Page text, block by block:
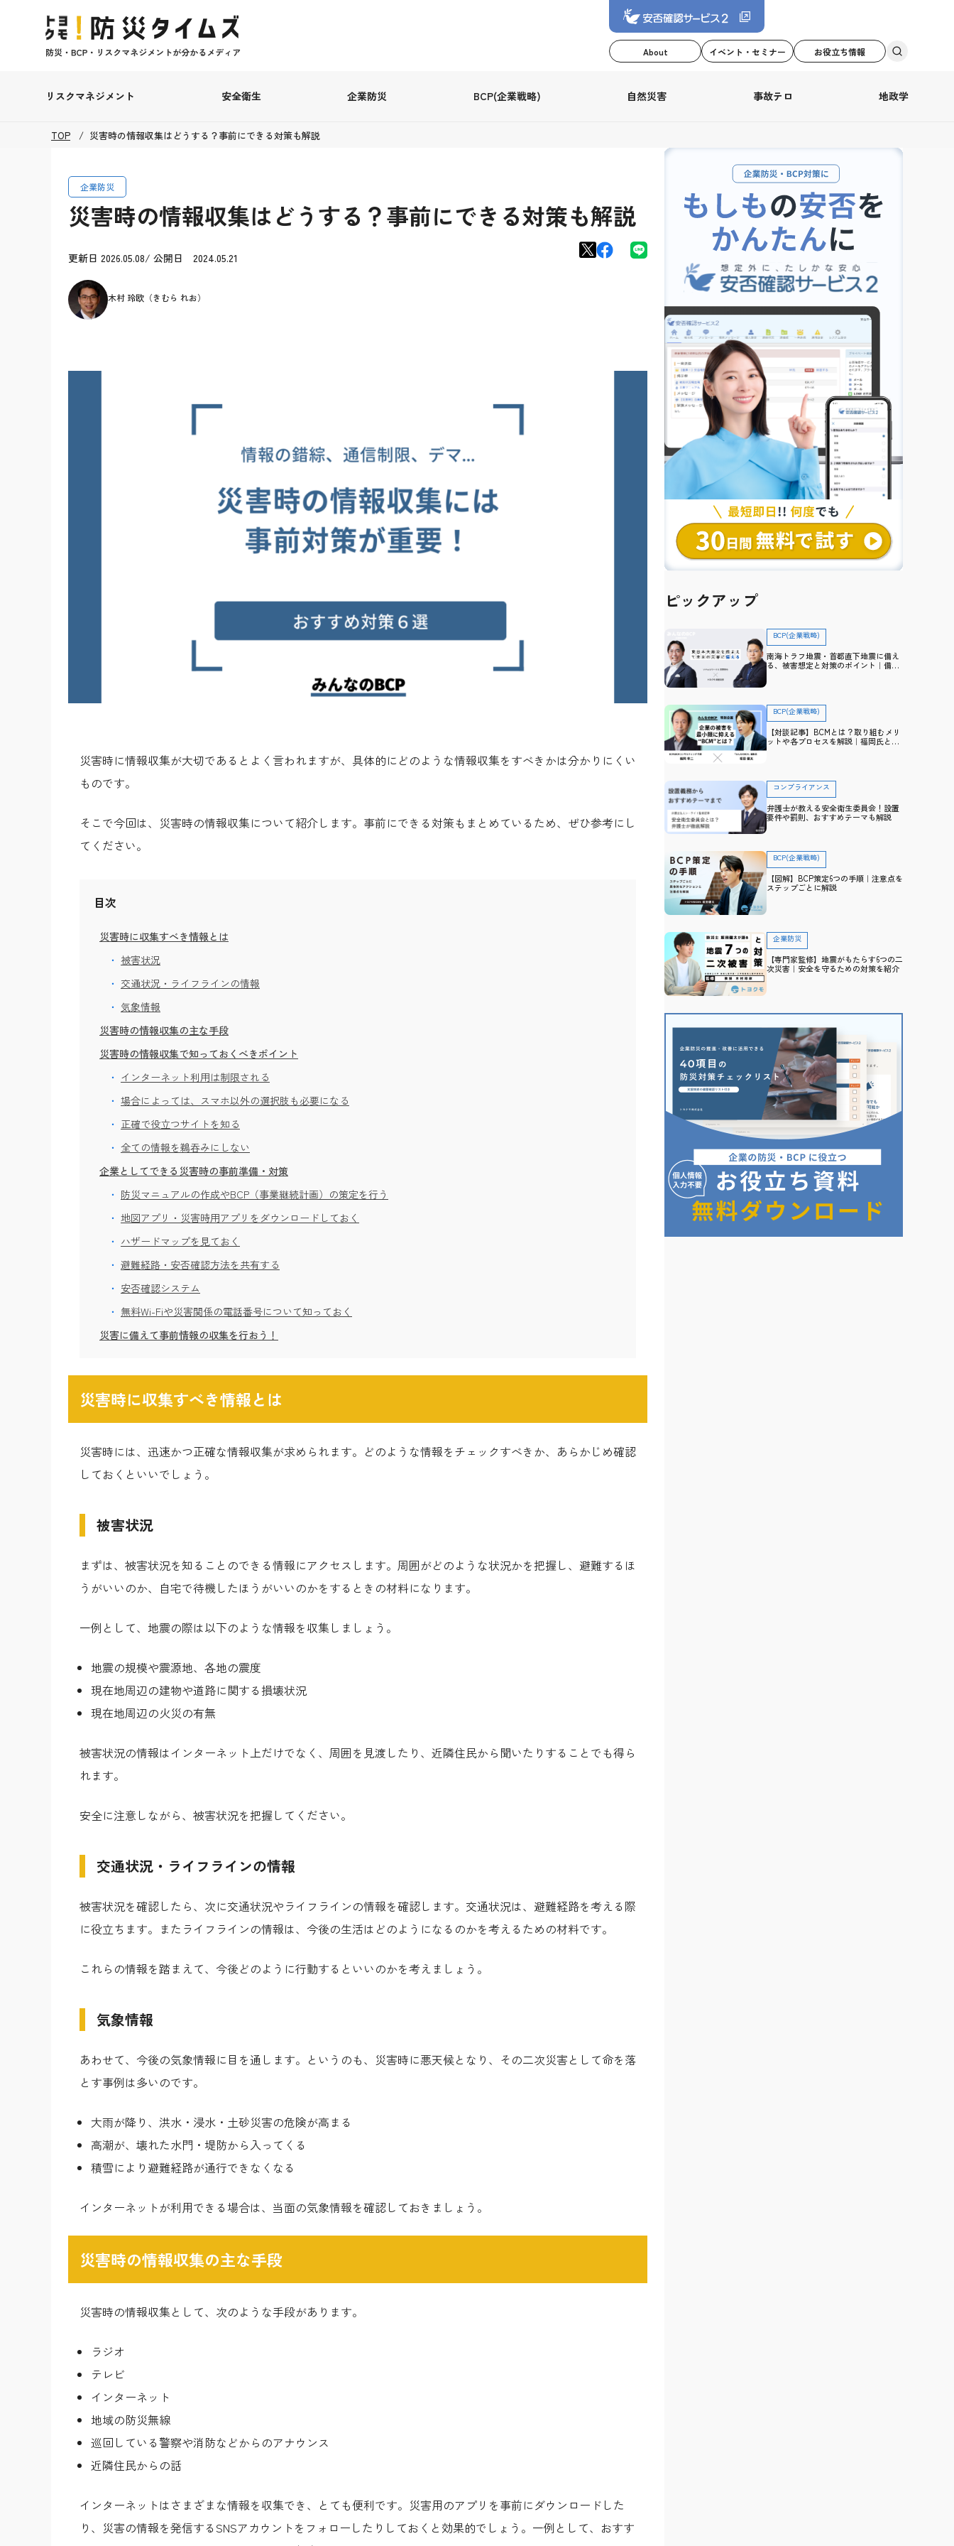
About イベント・セミナー お役立ち情報
リスクマネジメント 安全衛生 企業防災 BCP(企業戦略) 自然災害 事故テロ 地政学
TOP 災害時の情報収集はどうする？事前にできる対策も解説
企業防災
災害時の情報収集はどうする？事前にできる対策も解説
更新日 2026.05.08/ 公開日 2024.05.21
木村 玲欧（きむら れお）
災害時に情報収集が大切であるとよく言われますが、具体的にどのような情報収集をすべきかは分かりにくい
ものです。
そこで今回は、災害時の情報収集について紹介します。事前にできる対策もまとめているため、ぜひ参考にし
てください。
目次
災害時に収集すべき情報とは
被害状況
交通状況・ライフラインの情報
気象情報
災害時の情報収集の主な手段
災害時の情報収集で知っておくべきポイント
インターネット利用は制限される
場合によっては、スマホ以外の選択肢も必要になる
正確で役立つサイトを知る
全ての情報を鵜吞みにしない
企業としてできる災害時の事前準備・対策
防災マニュアルの作成やBCP（事業継続計画）の策定を行う
地図アプリ・災害時用アプリをダウンロードしておく
ハザードマップを見ておく
避難経路・安否確認方法を共有する
安否確認システム
無料Wi-Fiや災害関係の電話番号について知っておく
災害に備えて事前情報の収集を行おう！
災害時に収集すべき情報とは
災害時には、迅速かつ正確な情報収集が求められます。どのような情報をチェックすべきか、あらかじめ確認
しておくといいでしょう。
被害状況
まずは、被害状況を知ることのできる情報にアクセスします。周囲がどのような状況かを把握し、避難するほ
うがいいのか、自宅で待機したほうがいいのかをするときの材料になります。
一例として、地震の際は以下のような情報を収集しましょう。
地震の規模や震源地、各地の震度
現在地周辺の建物や道路に関する損壊状況
現在地周辺の火災の有無
被害状況の情報はインターネット上だけでなく、周囲を見渡したり、近隣住民から聞いたりすることでも得ら
れます。
安全に注意しながら、被害状況を把握してください。
交通状況・ライフラインの情報
被害状況を確認したら、次に交通状況やライフラインの情報を確認します。交通状況は、避難経路を考える際
に役立ちます。またライフラインの情報は、今後の生活はどのようになるのかを考えるための材料です。
これらの情報を踏まえて、今後どのように行動するといいのかを考えましょう。
気象情報
あわせて、今後の気象情報に目を通します。というのも、災害時に悪天候となり、その二次災害として命を落
とす事例は多いのです。
大雨が降り、洪水・浸水・土砂災害の危険が高まる
高潮が、壊れた水門・堤防から入ってくる
積雪により避難経路が通行できなくなる
インターネットが利用できる場合は、当面の気象情報を確認しておきましょう。
災害時の情報収集の主な手段
災害時の情報収集として、次のような手段があります。
ラジオ
テレビ
インターネット
地域の防災無線
巡回している警察や消防などからのアナウンス
近隣住民からの話
インターネットはさまざまな情報を収集でき、とても便利です。災害用のアプリを事前にダウンロードした
り、災害の情報を発信するSNSアカウントをフォローしたりしておくと効果的でしょう。一例として、おすす
ピックアップ
BCP(企業戦略)
南海トラフ地震・首都直下地震に備え
る、被害想定と対策のポイント｜備
BCP(企業戦略)
【対談記事】BCMとは？取り組むメリ
ットや各プロセスを解説｜福岡氏と防
コンプライアンス
弁護士が教える安全衛生委員会！設置
要件や罰則、おすすめテーマも解説
BCP(企業戦略)
【図解】BCP策定6つの手順｜注意点を
ステップごとに解説
企業防災
【専門家監修】地震がもたらす6つの二
次災害｜安全を守るための対策を紹介